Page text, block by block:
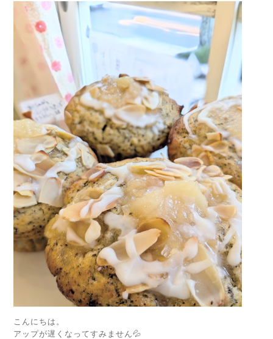
こんにちは。
アップが遅くなってすみません💦